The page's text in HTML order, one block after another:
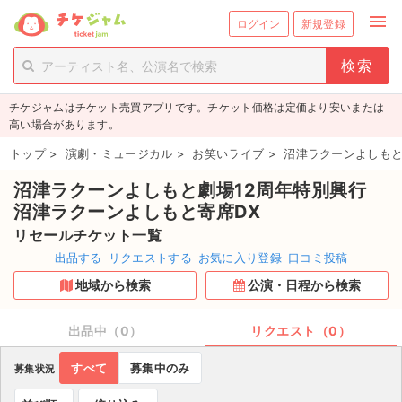
ログイン 新規登録 menu
person_add 新規会員登録
チケットを探す
新着チケット
値下げしたチケット
都道府県からチケットを探す
もうすぐ開催のチケット
取扱チケット
ライブ・コンサート（国内）
チケジャムはチケット売買アプリです。チケット価格は定価より安いまたは
高い場合があります。
トップ > 演劇・ミュージカル > お笑いライブ > 沼津ラクーンよしも
沼津ラクーンよしもと劇場12周年特別興行
沼津ラクーンよしもと寄席DX
リセールチケット一覧
出品する リクエストする お気に入り登録 口コミ投稿
地域から検索 公演・日程から検索
出品中（0） リクエスト（0）
募集状況 すべて 募集中のみ